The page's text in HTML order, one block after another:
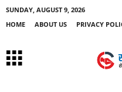
SUNDAY, AUGUST 9, 2026
HOME
ABOUT US PRIVACY